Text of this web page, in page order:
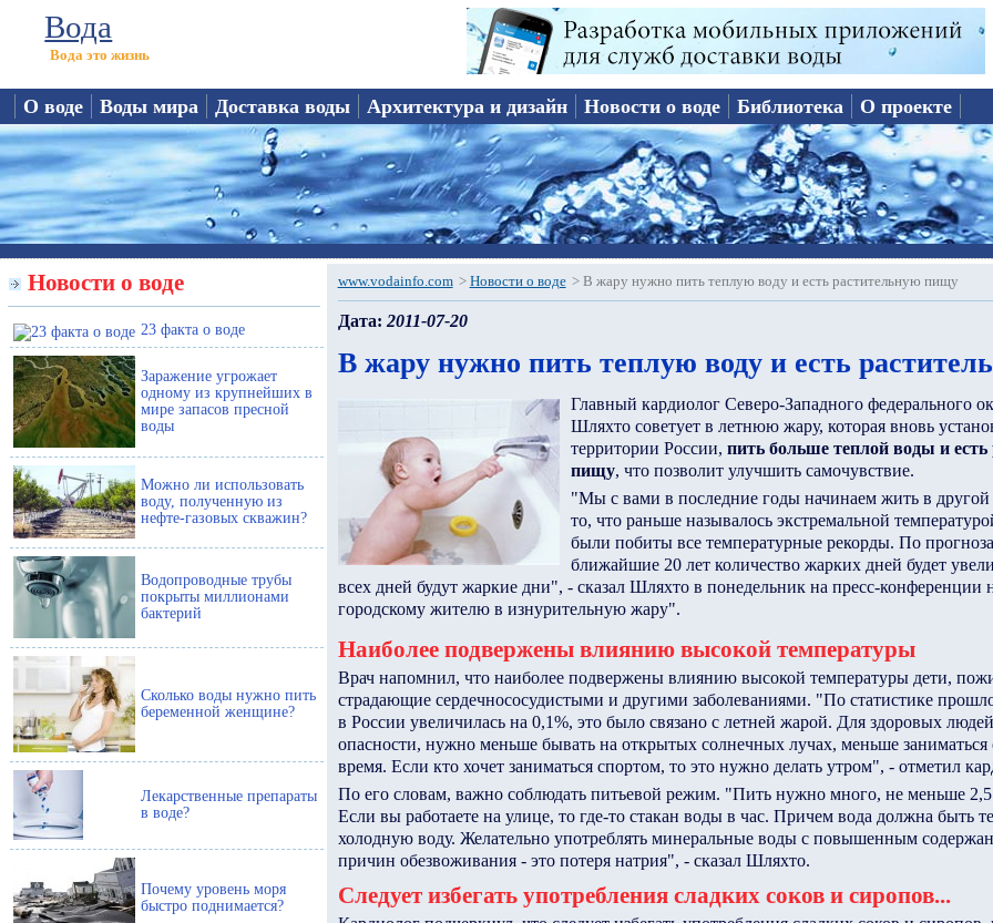
Вода
Вода это жизнь
О воде Воды мира Доставка воды Архитектура и дизайн Новости о воде Библиотека О проекте
Новости о воде
23 факта о воде
Заражение угрожает
одному из крупнейших в
мире запасов пресной
воды
Можно ли использовать
воду, полученную из
нефте-газовых скважин?
Водопроводные трубы
покрыты миллионами
бактерий
Сколько воды нужно пить
беременной женщине?
Лекарственные препараты
в воде?
Почему уровень моря
быстро поднимается?
www.vodainfo.com > Новости о воде > В жару нужно пить теплую воду и есть растительную пищу
Дата: 2011-07-20
В жару нужно пить теплую воду и есть
Главный кардиолог Северо-Западного федерального
Шляхто советует в летнюю жару, которая вновь
территории России, пить больше теплой воды и есть
пищу, что позволит улучшить самочувствие.
"Мы с вами в последние годы начинаем жить в другой
то, что раньше называлось экстремальной
были побиты все температурные рекорды. По
ближайшие 20 лет количество жарких дней будет
всех дней будут жаркие дни", - сказал Шляхто в понедельник на пресс-
городскому жителю в изнурительную жару".
Наиболее подвержены влиянию высокой температуры
Врач напомнил, что наиболее подвержены влиянию высокой температуры дети,
страдающие сердечнососудистыми и другими заболеваниями. "По статистике
в России увеличилась на 0,1%, это было связано с летней жарой. Для здоровых
опасности, нужно меньше бывать на открытых солнечных лучах, меньше заниматься
время. Если кто хочет заниматься спортом, то это нужно делать утром", - отметил
По его словам, важно соблюдать питьевой режим. "Пить нужно много, не меньше 2,5
Если вы работаете на улице, то где-то стакан воды в час. Причем вода должна быть
холодную воду. Желательно употреблять минеральные воды с повышенным
причин обезвоживания - это потеря натрия", - сказал Шляхто.
Следует избегать употребления сладких соков и сиропов...